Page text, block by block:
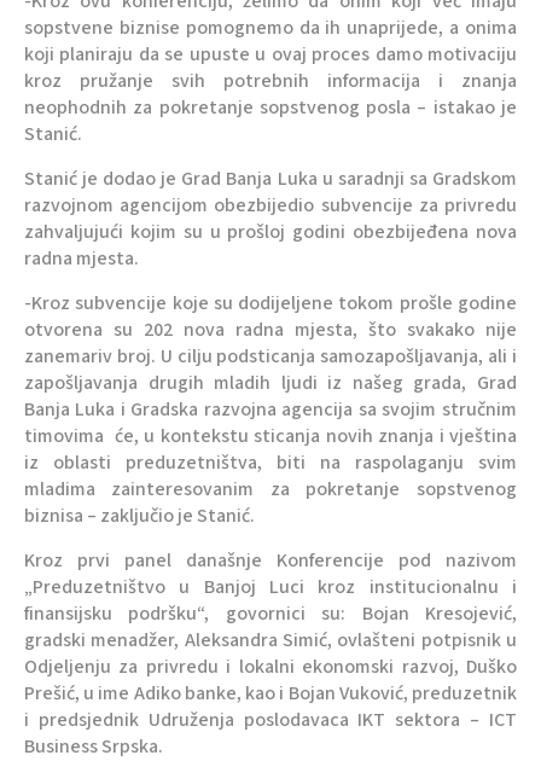
sopstvene biznise pomognemo da ih unaprijede, a onima
koji planiraju da se upuste u ovaj proces damo motivaciju
kroz pružanje svih potrebnih informacija i znanja
neophodnih za pokretanje sopstvenog posla – istakao je
Stanić.
Stanić je dodao je Grad Banja Luka u saradnji sa Gradskom
razvojnom agencijom obezbijedio subvencije za privredu
zahvaljujući kojim su u prošloj godini obezbijeđena nova
radna mjesta.
-Kroz subvencije koje su dodijeljene tokom prošle godine
otvorena su 202 nova radna mjesta, što svakako nije
zanemariv broj. U cilju podsticanja samozapošljavanja, ali i
zapošljavanja drugih mladih ljudi iz našeg grada, Grad
Banja Luka i Gradska razvojna agencija sa svojim stručnim
timovima će, u kontekstu sticanja novih znanja i vještina
iz oblasti preduzetništva, biti na raspolaganju svim
mladima zainteresovanim za pokretanje sopstvenog
biznisa – zaključio je Stanić.
Kroz prvi panel današnje Konferencije pod nazivom
„Preduzetništvo u Banjoj Luci kroz institucionalnu i
finansijsku podršku“, govornici su: Bojan Kresojević,
gradski menadžer, Aleksandra Simić, ovlašteni potpisnik u
Odjeljenju za privredu i lokalni ekonomski razvoj, Duško
Prešić, u ime Adiko banke, kao i Bojan Vuković, preduzetnik
i predsjednik Udruženja poslodavaca IKT sektora – ICT
Business Srpska.